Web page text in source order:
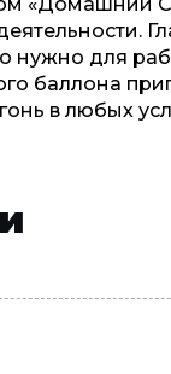
«Домашний
нужно для
баллона
в любых